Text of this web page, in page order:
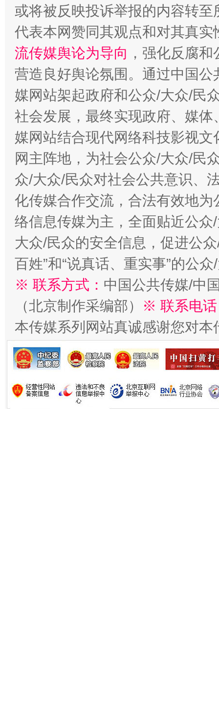
这是一记警钟！ 谢
在谋一域中谋全局
今
魏明亮
或将被反映投诉举报的内容转
代表本网赞同其观点和对其真实
流传媒舆论为导向 ，强化反腐
营造良好舆论氛围。通过中国
媒网站架起政府和公众/大众/民
社会发展，最终实现政府、媒
媒网站结合现代网络科技影视
网主阵地，为社会公众/大众/民
众/大众/民众对社会公共意识、
化传媒合作交流，合法有效地
络信息传媒为主，全面贴近公
大众/民众的安全信息，促进公
百姓”和“说真话、重实事”的公
※ 联系方式： 中国公共传媒/中
（北京制作采编部）
※ 联系电
本传媒系列网站真诚感谢您对